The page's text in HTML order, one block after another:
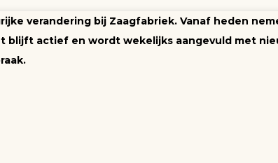
verandering bij Zaagfabriek. Vanaf heden
blijft actief en wordt wekelijks aangevuld met